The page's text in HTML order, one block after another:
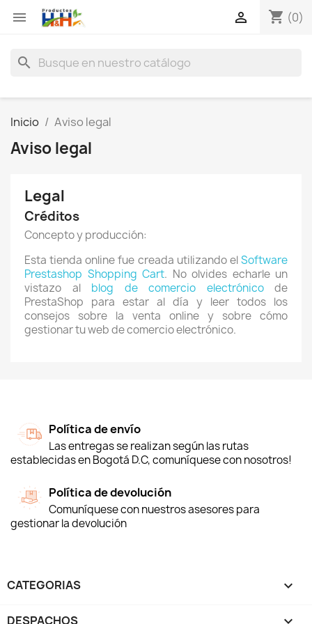
 shopping_cart (0)

search
Inicio Aviso legal
Aviso legal
Legal
Créditos
Concepto y producción:
Esta tienda online fue creada utilizando elSoftware
Prestashop Shopping Cart. No olvides echarle un
vistazo al blog de comercio electrónicode
PrestaShop para estar al día y leer todos los
consejos sobre la venta online y sobre cómo
gestionar tu web de comercio electrónico.
Política de envío
Las entregas se realizan según las rutas
establecidas en Bogotá D.C, comuníquese con nosotros!
Política de devolución
Comuníquese con nuestros asesores para
gestionar la devolución
CATEGORIAS 
DESPACHOS